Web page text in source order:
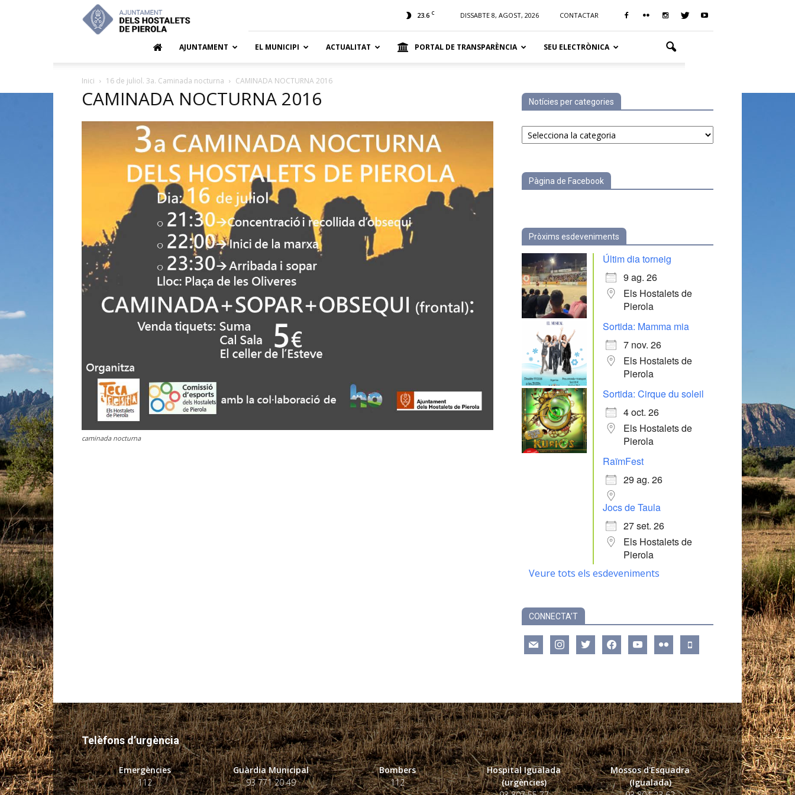
Hostalets
de
23.6 C DISSABTE 8, AGOST, 2026 CONTACTAR
AJUNTAMENT EL MUNICIPI ACTUALITAT PORTAL DE TRANSPARÈNCIA SEU ELECTRÒNICA
Inici 16 de juliol. 3a. Caminada nocturna CAMINADA NOCTURNA 2016
CAMINADA NOCTURNA 2016
caminada nocturna
Notícies per categories
Notícies
per
Pàgina de Facebook
Pròxims esdeveniments
Últim dia torneig
9 ag. 26
Els Hostalets de
Pierola
Sortida: Mamma mia
7 nov. 26
Els Hostalets de
Pierola
Sortida: Cirque du soleil
4 oct. 26
Els Hostalets de
Pierola
RaïmFest
29 ag. 26
Jocs de Taula
27 set. 26
Els Hostalets de
Pierola
Veure tots els esdeveniments
CONNECTA’T
mail instagramtwitter facebookyoutube flickr mobile
Telèfons d’urgència
Emergències
112
Guàrdia Municipal
93 771 20 49
Bombers
112
Hospital Igualada
(urgències)
Mossos d'Esquadra
(Igualada)